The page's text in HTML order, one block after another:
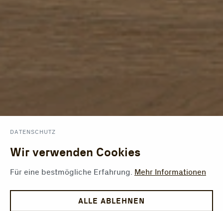
DATENSCHUTZ
Wir verwenden Cookies
Für eine bestmögliche Erfahrung. Mehr Informationen
ALLE ABLEHNEN